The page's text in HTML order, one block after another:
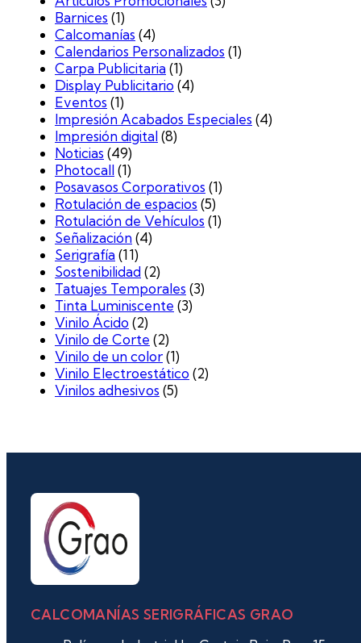
Barnices (1)
Calcomanías (4)
Calendarios Personalizados (1)
Carpa Publicitaria(1)
Display Publicitario (4)
Eventos (1)
Impresión Acabados Especiales (4)
Impresión digital(8)
Noticias (49)
Photocall(1)
Posavasos Corporativos (1)
Rotulación de espacios (5)
Rotulación de Vehículos (1)
Señalización(4)
Serigrafía(11)
Sostenibilidad(2)
Tatuajes Temporales (3)
Tinta Luminiscente (3)
Vinilo Ácido (2)
Vinilo de Corte (2)
Vinilo de un color(1)
Vinilo Electroestático (2)
Vinilos adhesivos (5)
CALCOMANÍAS SERIGRÁFICAS GRAO